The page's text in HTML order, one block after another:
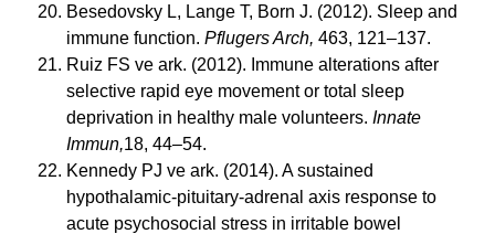
Besedovsky L, Lange T, Born J. (2012). Sleep and
immune function. Pflugers Arch, 463, 121–137.
Ruiz FS ve ark. (2012). Immune alterations after
selective rapid eye movement or total sleep
deprivation in healthy male volunteers. Innate
Immun,18, 44–54.
Kennedy PJ ve ark. (2014). A sustained
hypothalamic-pituitary-adrenal axis response to
acute psychosocial stress in irritable bowel